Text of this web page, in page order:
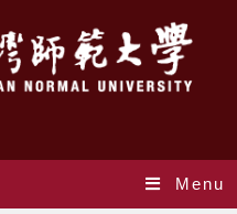
Menu